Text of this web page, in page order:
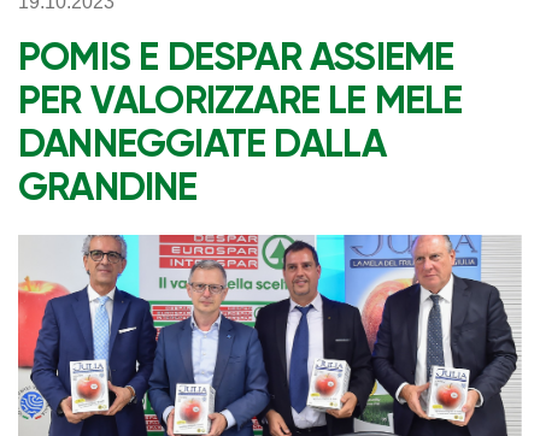
POMIS E DESPAR ASSIEME
PER VALORIZZARE LE MELE
DANNEGGIATE DALLA
GRANDINE